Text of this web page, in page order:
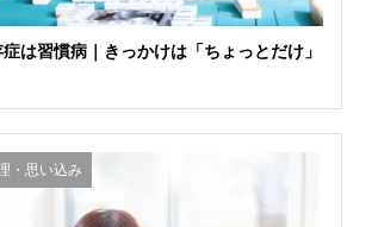
は習慣病｜きっかけは「ちょっとだけ」
・思い込み